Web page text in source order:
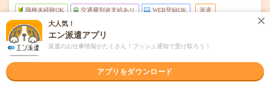
職種未経験OK 交通費別途支給あり WEB登録OK 派遣
勤務地
大阪市中央区
本町駅から徒歩4分／堺筋本町駅から徒歩3分／淀屋橋駅か
月・火・木・金・土・祝(週5日) ※水日休み（毎月プラス
で1日希望休取れます☆）※年間休日121日！
大人気！
エン派遣アプリ
派遣のお仕事情報がたくさん！プッシュ通知で受け取ろう！
アプリをダウンロード